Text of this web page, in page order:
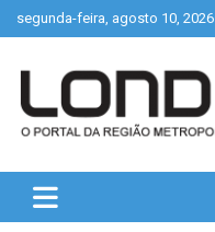
to
segunda-feira, agosto 10, 2026
Londrix